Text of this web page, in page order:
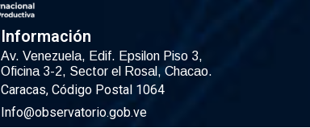
Información
Av. Venezuela, Edif. Epsilon Piso 3,
Oficina 3-2, Sector el Rosal, Chacao.
Caracas, Código Postal 1064
Info@observatorio.gob.ve